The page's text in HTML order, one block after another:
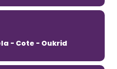
- Cote - Oukrid